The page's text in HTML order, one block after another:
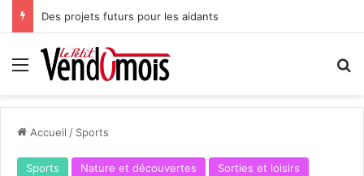
Des projets futurs pour les aidants
Menu
Accueil / Sports
Sports Nature et découvertes Sorties et loisirs